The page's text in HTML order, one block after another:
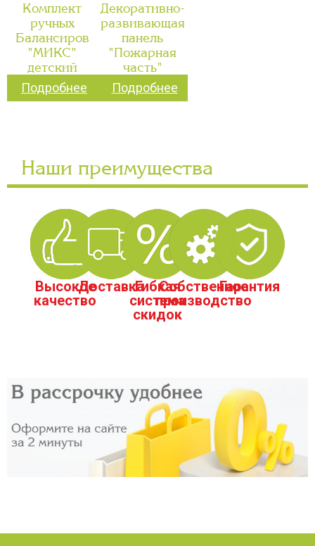
Комплект
ручных
Балансиров
"МИКС"
детский
Подробнее
Декоративно-
развивающая
панель
"Пожарная
часть"
Подробнее
Наши преимущества
Высокое
качество
ДоставкаГибкая
система
скидок
Собственное
производство
Гарантия